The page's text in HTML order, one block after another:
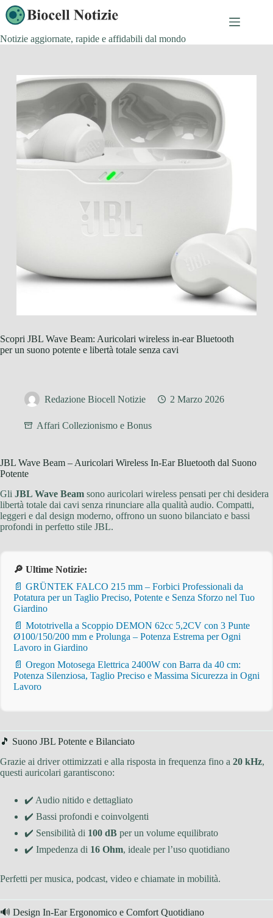
Salta
al
contenuto
Notizie aggiornate, rapide e affidabili dal mondo
Scopri JBL Wave Beam: Auricolari wireless in-ear Bluetooth
per un suono potente e libertà totale senza cavi
Redazione Biocell Notizie 2 Marzo 2026
Affari Collezionismo e Bonus
JBL Wave Beam – Auricolari Wireless In-Ear Bluetooth dal Suono
Potente
Gli JBL Wave Beam sono auricolari wireless pensati per chi desidera
libertà totale dai cavi senza rinunciare alla qualità audio. Compatti,
leggeri e dal design moderno, offrono un suono bilanciato e bassi
profondi in perfetto stile JBL.
🔎 Ultime Notizie:
📄 GRÜNTEK FALCO 215 mm – Forbici Professionali da
Potatura per un Taglio Preciso, Potente e Senza Sforzo nel Tuo
Giardino
📄 Mototrivella a Scoppio DEMON 62cc 5,2CV con 3 Punte
Ø100/150/200 mm e Prolunga – Potenza Estrema per Ogni
Lavoro in Giardino
📄 Oregon Motosega Elettrica 2400W con Barra da 40 cm:
Potenza Silenziosa, Taglio Preciso e Massima Sicurezza in Ogni
Lavoro
🎵 Suono JBL Potente e Bilanciato
Grazie ai driver ottimizzati e alla risposta in frequenza fino a 20 kHz,
questi auricolari garantiscono:
✔️ Audio nitido e dettagliato
✔️ Bassi profondi e coinvolgenti
✔️ Sensibilità di 100 dB per un volume equilibrato
✔️ Impedenza di 16 Ohm, ideale per l’uso quotidiano
Perfetti per musica, podcast, video e chiamate in mobilità.
🔊 Design In-Ear Ergonomico e Comfort Quotidiano